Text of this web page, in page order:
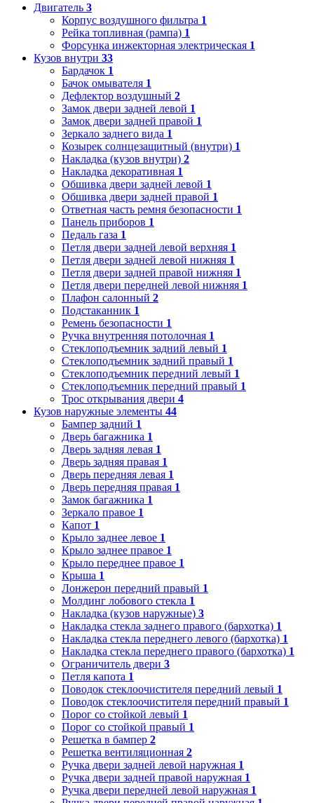
Двигатель 3
Корпус воздушного фильтра 1
Рейка топливная (рампа) 1
Форсунка инжекторная электрическая 1
Кузов внутри 33
Бардачок 1
Бачок омывателя 1
Дефлектор воздушный 2
Замок двери задней левой 1
Замок двери задней правой 1
Зеркало заднего вида 1
Козырек солнцезащитный (внутри) 1
Накладка (кузов внутри) 2
Накладка декоративная 1
Обшивка двери задней левой 1
Обшивка двери задней правой 1
Ответная часть ремня безопасности 1
Панель приборов 1
Педаль газа 1
Петля двери задней левой верхняя 1
Петля двери задней левой нижняя 1
Петля двери задней правой нижняя 1
Петля двери передней левой нижняя 1
Плафон салонный 2
Подстаканник 1
Ремень безопасности 1
Ручка внутренняя потолочная 1
Стеклоподъемник задний левый 1
Стеклоподъемник задний правый 1
Стеклоподъемник передний левый 1
Стеклоподъемник передний правый 1
Трос открывания двери 4
Кузов наружные элементы 44
Бампер задний 1
Дверь багажника 1
Дверь задняя левая 1
Дверь задняя правая 1
Дверь передняя левая 1
Дверь передняя правая 1
Замок багажника 1
Зеркало правое 1
Капот 1
Крыло заднее левое 1
Крыло заднее правое 1
Крыло переднее правое 1
Крыша 1
Лонжерон передний правый 1
Молдинг лобового стекла 1
Накладка (кузов наружные) 3
Накладка стекла заднего правого (бархотка) 1
Накладка стекла переднего левого (бархотка) 1
Накладка стекла переднего правого (бархотка) 1
Ограничитель двери 3
Петля капота 1
Поводок стеклоочистителя передний левый 1
Поводок стеклоочистителя передний правый 1
Порог со стойкой левый 1
Порог со стойкой правый 1
Решетка в бампер 2
Решетка вентиляционная 2
Ручка двери задней левой наружная 1
Ручка двери задней правой наружная 1
Ручка двери передней левой наружная 1